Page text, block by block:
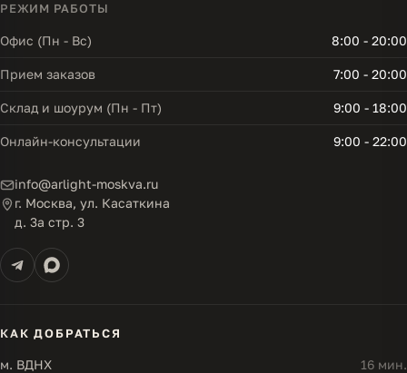
РЕЖИМ РАБОТЫ
Офис (Пн - Вс) 8:00 - 20:00
Прием заказов 7:00 - 20:00
Склад и шоурум (Пн - Пт) 9:00 - 18:00
Онлайн-консультации 9:00 - 22:00
info@arlight-moskva.ru
г. Москва, ул. Касаткина
д. 3а стр. 3
КАК ДОБРАТЬСЯ
м. ВДНХ
16 мин.